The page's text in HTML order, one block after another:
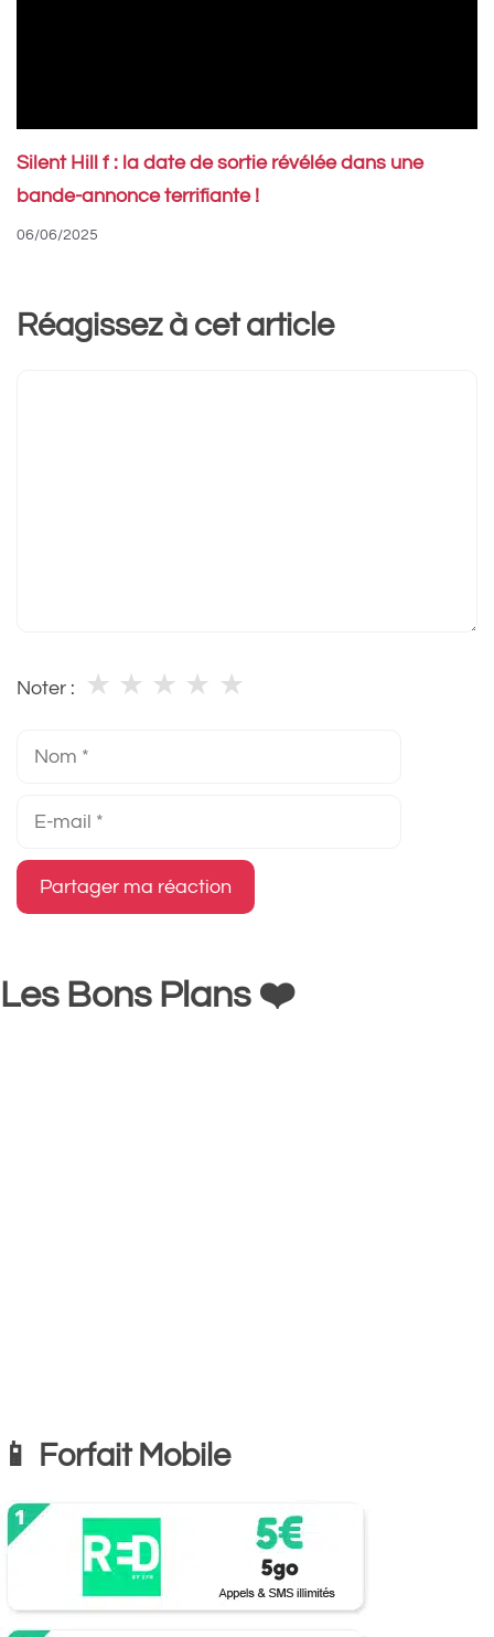
Silent Hill f : la date de sortie révélée dans une
bande-annonce terrifiante !
06/06/2025
Réagissez à cet article
Noter : ★
★
★
★
★
Les Bons Plans ❤️
📱 Forfait Mobile